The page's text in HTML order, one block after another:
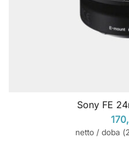
Sony FE
netto / doba (